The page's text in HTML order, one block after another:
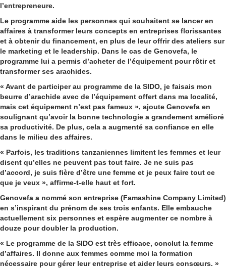
l’entrepreneure.
Le programme aide les personnes qui souhaitent se lancer en
affaires à transformer leurs concepts en entreprises florissantes
et à obtenir du financement, en plus de leur offrir des ateliers sur
le marketing et le leadership. Dans le cas de Genovefa, le
programme lui a permis d’acheter de l’équipement pour rôtir et
transformer ses arachides.
« Avant de participer au programme de la SIDO, je faisais mon
beurre d’arachide avec de l’équipement offert dans ma localité,
mais cet équipement n’est pas fameux », ajoute Genovefa en
soulignant qu’avoir la bonne technologie a grandement amélioré
sa productivité. De plus, cela a augmenté sa confiance en elle
dans le milieu des affaires.
« Parfois, les traditions tanzaniennes limitent les femmes et leur
disent qu’elles ne peuvent pas tout faire. Je ne suis pas
d’accord, je suis fière d’être une femme et je peux faire tout ce
que je veux », affirme-t-elle haut et fort.
Genovefa a nommé son entreprise (Famashine Company Limited)
en s’inspirant du prénom de ses trois enfants. Elle embauche
actuellement six personnes et espère augmenter ce nombre à
douze pour doubler la production.
« Le programme de la SIDO est très efficace, conclut la femme
d’affaires. Il donne aux femmes comme moi la formation
nécessaire pour gérer leur entreprise et aider leurs consœurs. »